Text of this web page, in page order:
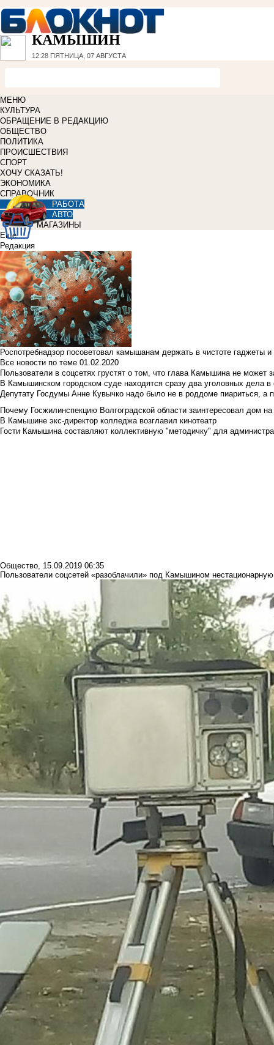
КАМЫШИН
12:28 ПЯТНИЦА, 07 АВГУСТА
МЕНЮ
КУЛЬТУРА
ОБРАЩЕНИЕ В РЕДАКЦИЮ
ОБЩЕСТВО
ПОЛИТИКА
ПРОИСШЕСТВИЯ
СПОРТ
ХОЧУ СКАЗАТЬ!
ЭКОНОМИКА
СПРАВОЧНИК
РАБОТА
АВТО
МАГАЗИНЫ
Еще
Редакция
Роспотребнадзор посоветовал камышанам держать в чистоте гаджеты
Все новости по теме 01.02.2020
Пользователи в соцсетях грустят о том, что глава Камышина не может
В Камышинском городском суде находятся сразу два уголовных дела
Депутату Госдумы Анне Кувычко надо было не в роддоме пиариться, а
Почему Госжилинспекцию Волгоградской области заинтересовал дом
В Камышине экс-директор колледжа возглавил кинотеатр
Гости Камышина составляют коллективную "методичку" для
Общество, 15.09.2019 06:35
Пользователи соцсетей «разоблачили» под Камышином